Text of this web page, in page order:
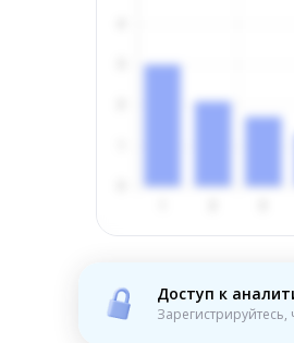
Доступ к